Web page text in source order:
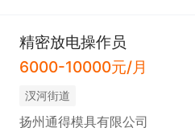
精密放电操作员
6000-10000元/月
汊河街道
扬州通得模具有限公司